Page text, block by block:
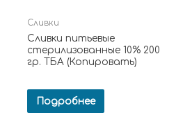
Сливки
Сливки питьевые
стерилизованные 10% 200
гр. ТБА (Копировать)
Подробнее